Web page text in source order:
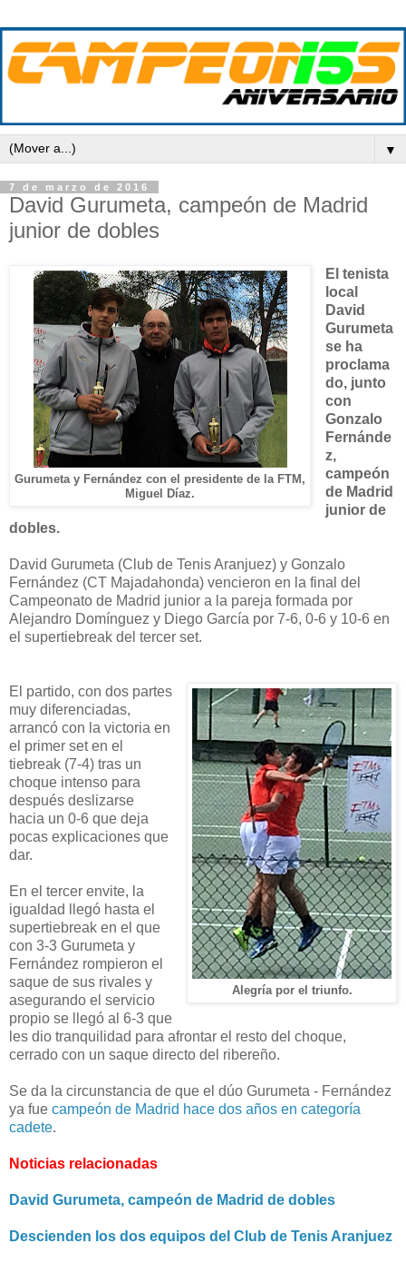
▼
7 de marzo de 2016
David Gurumeta, campeón de Madrid
junior de dobles
Gurumeta y Fernández con el presidente de la FTM,
Miguel Díaz.
El tenista
local
David
Gurumeta
se ha
proclama
do, junto
con
Gonzalo
Fernánde
z,
campeón
de Madrid
junior de
dobles.
David Gurumeta (Club de Tenis Aranjuez) y Gonzalo
Fernández (CT Majadahonda) vencieron en la final del
Campeonato de Madrid junior a la pareja formada por
Alejandro Domínguez y Diego García por 7-6, 0-6 y 10-6 en
el supertiebreak del tercer set.
Alegría por el triunfo.
El partido, con dos partes
muy diferenciadas,
arrancó con la victoria en
el primer set en el
tiebreak (7-4) tras un
choque intenso para
después deslizarse
hacia un 0-6 que deja
pocas explicaciones que
dar.
En el tercer envite, la
igualdad llegó hasta el
supertiebreak en el que
con 3-3 Gurumeta y
Fernández rompieron el
saque de sus rivales y
asegurando el servicio
propio se llegó al 6-3 que
les dio tranquilidad para afrontar el resto del choque,
cerrado con un saque directo del ribereño.
Se da la circunstancia de que el dúo Gurumeta - Fernández
ya fue campeón de Madrid hace dos años en categoría
cadete.
Noticias relacionadas
David Gurumeta, campeón de Madrid de dobles
Descienden los dos equipos del Club de Tenis Aranjuez